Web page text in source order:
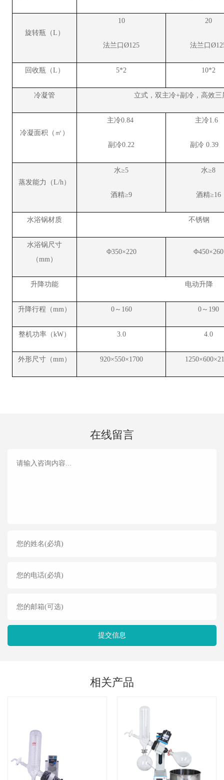
旋转瓶（L）
10
法兰口Ø125
20
法兰口
回收瓶（L） 5*2 10*2
冷凝管 立式， 双 主冷+副冷，高效三
冷凝面积（㎡）
主冷0. 84
副冷0.22
主冷1.6
副冷
蒸发能力（L/h）
水≥5
酒精≥9
水≥8
酒精≥16
水浴锅材质 不锈钢
水浴锅尺寸
（mm）
Φ350×220 Φ450×260
升降功能 电动升降
升降行程（mm） 0～160 0～190
整机功率（kW） 3.0 4.0
外形尺寸（mm） 920×550×1700
在线留言
提交信息
相关产品